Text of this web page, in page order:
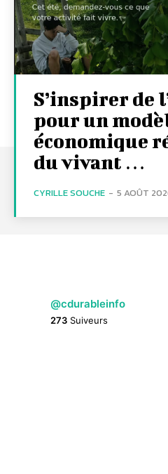
S’inspirer de
pour un
économique
du vivant …
CYRILLE SOUCHE - 5 AOÛT
@cdurableinfo
273 Suiveurs